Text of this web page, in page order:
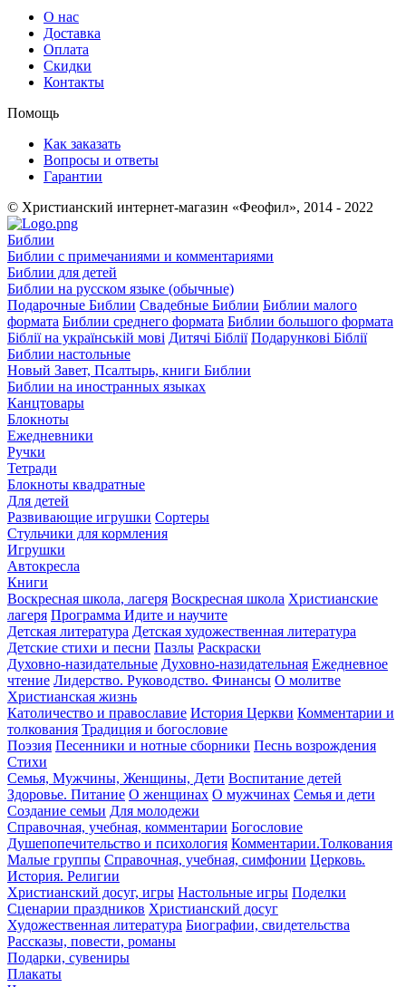
О нас
Доставка
Оплата
Скидки
Контакты
Помощь
Как заказать
Вопросы и ответы
Гарантии
© Христианский интернет-магазин «Феофил», 2014 - 2022
Библии
Библии с примечаниями и комментариями
Библии для детей
Библии на русском языке (обычные)
Подарочные Библии Свадебные Библии Библии малого
формата Библии среднего формата Библии большого формата
Біблії на українській мові Дитячі Біблії Подарункові Біблії
Библии настольные
Новый Завет, Псалтырь, книги Библии
Библии на иностранных языках
Канцтовары
Блокноты
Ежедневники
Ручки
Тетради
Блокноты квадратные
Для детей
Развивающие игрушки Сортеры
Стульчики для кормления
Игрушки
Автокресла
Книги
Воскресная школа, лагеря Воскресная школа Христианские
лагеря Программа Идите и научите
Детская литература Детская художественная литература
Детские стихи и песни Пазлы Раскраски
Духовно-назидательные Духовно-назидательная Ежедневное
чтение Лидерство. Руководство. Финансы О молитве
Христианская жизнь
Католичество и православие История Церкви Комментарии и
толкования Традиция и богословие
Поэзия Песенники и нотные сборники Песнь возрождения
Стихи
Семья, Мужчины, Женщины, Дети Воспитание детей
Здоровье. Питание О женщинах О мужчинах Семья и дети
Создание семьи Для молодежи
Справочная, учебная, комментарии Богословие
Душепопечительство и психология Комментарии.Толкования
Малые группы Справочная, учебная, симфонии Церковь.
История. Религии
Христианский досуг, игры Настольные игры Поделки
Сценарии праздников Христианский досуг
Художественная литература Биографии, свидетельства
Рассказы, повести, романы
Подарки, сувениры
Плакаты